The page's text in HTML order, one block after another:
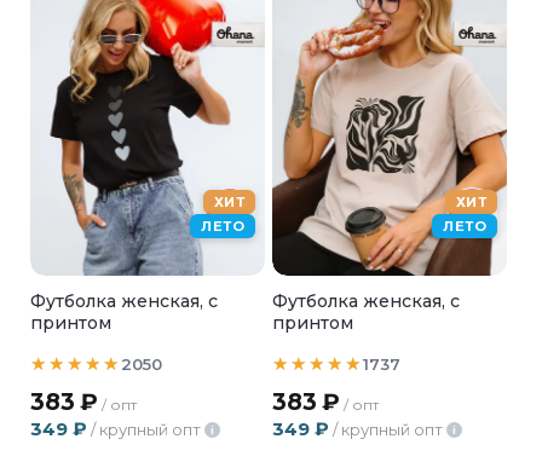
ХИТ
ЛЕТО
Футболка женская, с
принтом
2050
383 ₽ / опт
349 ₽ / крупный опт i
ХИТ
ЛЕТО
Футболка женская, с
принтом
1737
383 ₽ / опт
349 ₽ / крупный опт i